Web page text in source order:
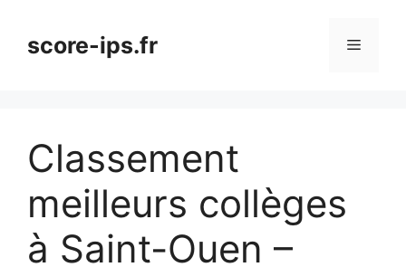
contenuscore-ips.fr Menu
Classement
meilleurs collèges
à Saint-Ouen –